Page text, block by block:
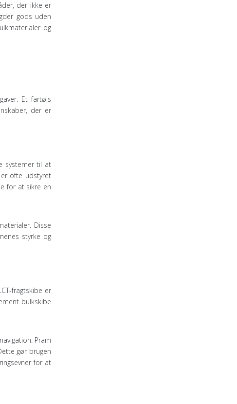
der ikke er
gods uden
og
Et fartøjs
der er
systemer til at
ofte udstyret
for at sikre en
Disse
styrke og
fragtskibe er
bulkskibe
Pram
gør brugen
for at